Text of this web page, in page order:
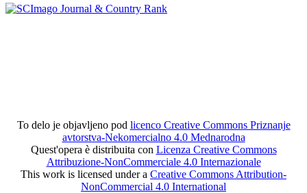
To delo je objavljeno pod licenco Creative Commons Priznanje
avtorstva-Nekomercialno 4.0 Mednarodna
Quest'opera è distribuita con Licenza Creative Commons
Attribuzione-NonCommerciale 4.0 Internazionale
This work is licensed under a Creative Commons Attribution-
NonCommercial 4.0 International